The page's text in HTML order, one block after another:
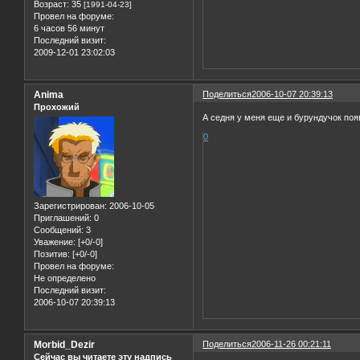
Возраст: 35 [1991-04-23]
Провел на форуме:
6 часов 56 минут
Последний визит:
2009-12-01 23:02:03
Поделиться2006-10-07 20:39:13
Anima
Прохожий
Зарегистрирован: 2006-10-05
Приглашений: 0
Сообщений: 3
Уважение: [+0/-0]
Позитив: [+0/-0]
Провел на форуме:
Не определено
Последний визит:
2006-10-07 20:39:13
А седня у меня еще и бурундучок
0
Поделиться2006-11-26 00:21:11
Morbid_Dezir
Сейчас вы читаете эту надпись